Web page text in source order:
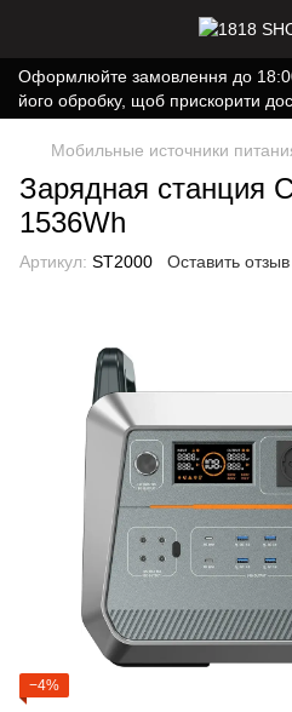
Оформлюйте замовлення до
його обробку, щоб прискорити
Мобильные источники
Зарядная станция
1536Wh
Артикул: ST2000 Оставить отзыв
−4%